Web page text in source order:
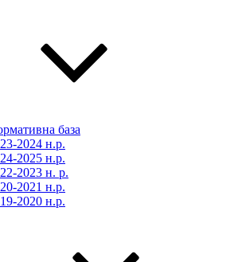
база
2024 н.р.
2025 н.р.
2023 н. р.
2021 н.р.
2020 н.р.